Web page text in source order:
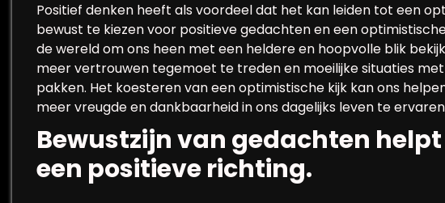
Positief denken heeft als voordeel dat het kan leiden tot een
bewust te kiezen voor positieve gedachten en een
de wereld om ons heen met een heldere en hoopvolle blik
meer vertrouwen tegemoet te treden en moeilijke situaties
pakken. Het koesteren van een optimistische kijk kan ons
meer vreugde en dankbaarheid in ons dagelijks leven te
Bewustzijn van gedachten
een positieve richting.